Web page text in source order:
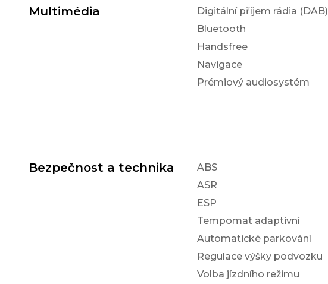
Multimédia
Digitální příjem rádia (DAB)
Bluetooth
Handsfree
Navigace
Prémiový audiosystém
Bezpečnost a technika
ABS
ASR
ESP
Tempomat adaptivní
Automatické parkování
Regulace výšky podvozku
Volba jízdního režimu